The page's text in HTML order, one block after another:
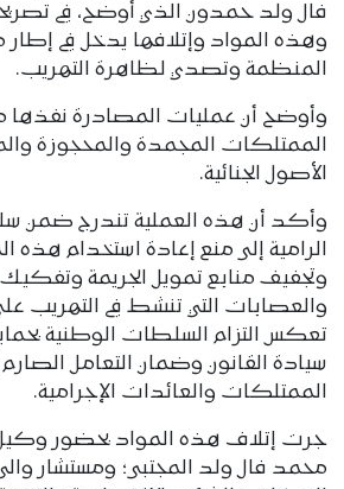
فال ولد حمدون الذي أوضح، في
وهذه المواد وإتلافها يدخل في إطار
المنظمة وتصدي لظاهرة التهريب.
وأوضح أن عمليات المصادرة نفذها
الممتلكات المجمدة والمحجوزة
الأصول الجنائية.
وأكد أن هذه العملية تندرج ضمن
الرامية إلى منع إعادة استخدام هذه
وتجفيف منابع تمويل الجريمة
والعصابات التي تنشط في التهريب
تعكس التزام السلطات الوطنية
سيادة القانون وضمان التعامل
الممتلكات والعائدات الإجرامية.
جرت إتلاف هذه المواد بحضور وكيل
محمد فال ولد المجتبى؛ ومستشار